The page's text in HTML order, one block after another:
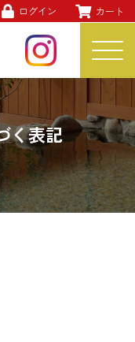
ログイン カート
く表記